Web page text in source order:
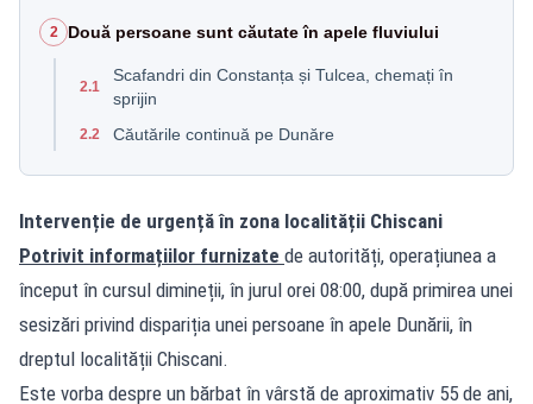
2 Două persoane sunt căutate în apele fluviului
2.1
Scafandri din Constanța și Tulcea, chemați în
sprijin
2.2 Căutările continuă pe Dunăre
Intervenție de urgență în zona localității Chiscani
Potrivit informațiilor furnizate de autorități, operațiunea a
început în cursul dimineții, în jurul orei 08:00, după primirea unei
sesizări privind dispariția unei persoane în apele Dunării, în
dreptul localității Chiscani.
Este vorba despre un bărbat în vârstă de aproximativ 55 de ani,